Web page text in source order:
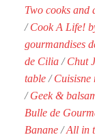
Two cooks and
/Cook A Life!
gourmandises
de Cilia/Chut
table /Cuisisne
/Geek &
Bulle de
Banane /All in